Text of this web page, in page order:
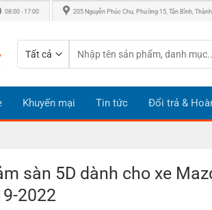
08:00 - 17:00 205 Nguyễn Phúc Chu, Phường 15, Tân Bình,
kiếm:
Khuyến mại Tin tức Đổi trả &
sàn 5D dành cho xe
2022